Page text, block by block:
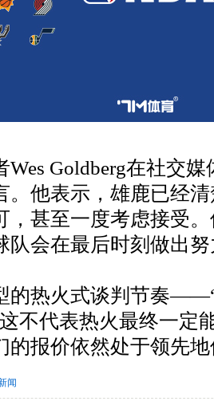
Goldberg在社交媒
。他表示，雄鹿已经
，甚至一度考虑接受
队会在最后时刻做出
热火式谈判节奏——“
不代表热火最终一定
的报价依然处于领先
闻